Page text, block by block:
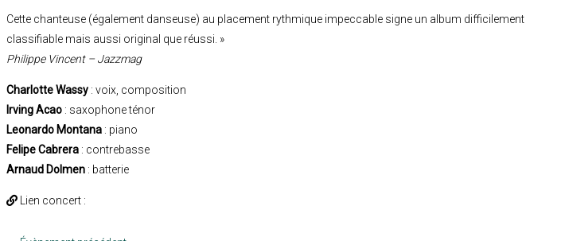
Cette chanteuse (également danseuse) au placement rythmique impeccable signe un album difficilement
classifiable mais aussi original que réussi. »
Philippe Vincent – Jazzmag
Charlotte Wassy : voix, composition
Irving Acao : saxophone ténor
Leonardo Montana : piano
Felipe Cabrera : contrebasse
Arnaud Dolmen : batterie
Lien concert :